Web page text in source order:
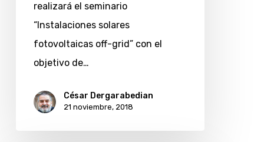
realizará el seminario
“Instalaciones solares
fotovoltaicas off-grid” con el
objetivo de…
César Dergarabedian
21 noviembre, 2018